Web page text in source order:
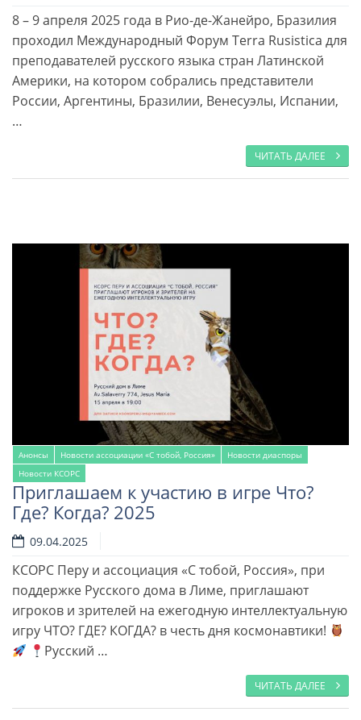
Читать далее
8 – 9 апреля 2025 года в Рио-де-Жанейро, Бразилия
проходил Международный Форум Terra Rusistica для
преподавателей русского языка стран Латинской
Америки, на котором собрались представители
России, Аргентины, Бразилии, Венесуэлы, Испании,
…
ЧИТАТЬ ДАЛЕЕ
Анонсы Новости ассоциации «С тобой, Россия»
Новости диаспоры
Новости КСОРС
Читать далее
Приглашаем к участию в игре Что?
Где? Когда? 2025
09.04.2025
КСОРС Перу и ассоциация «С тобой, Россия», при
поддержке Русского дома в Лиме, приглашают
игроков и зрителей на ежегодную интеллектуальную
игру ЧТО? ГДЕ? КОГДА? в честь дня космонавтики!
Русский …
ЧИТАТЬ ДАЛЕЕ